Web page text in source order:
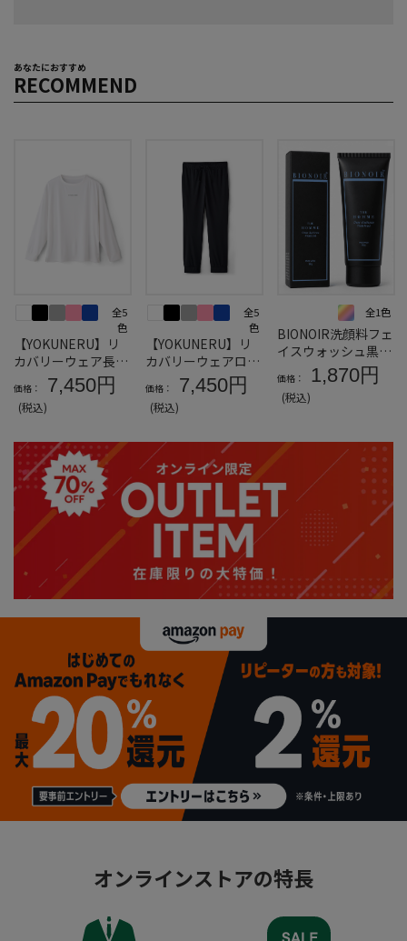
あなたにおすすめ
RECOMMEND
全5
色
【YOKUNERU】リ
カバリーウェア長袖
Tシャツ男女兼用疲
労回復血行促進遠赤
外線快眠NANOMIX
器】SS～LLサイズ
価格： 7,450円
(税込)
全5
色
【YOKUNERU】リ
カバリーウェアロン
グパンツ男女兼用疲
労回復血行促進遠赤
外線快眠NANOMIX
器】SS～LLサイズ
価格： 7,450円
(税込)
全1色
BIONOIR洗顔料フェ
イスウォッシュ黒ト
リュフエキスガラク
トミセスナイアシン
アミドアデノシン
価格： 1,870円
(税込)
オンラインストアの特長